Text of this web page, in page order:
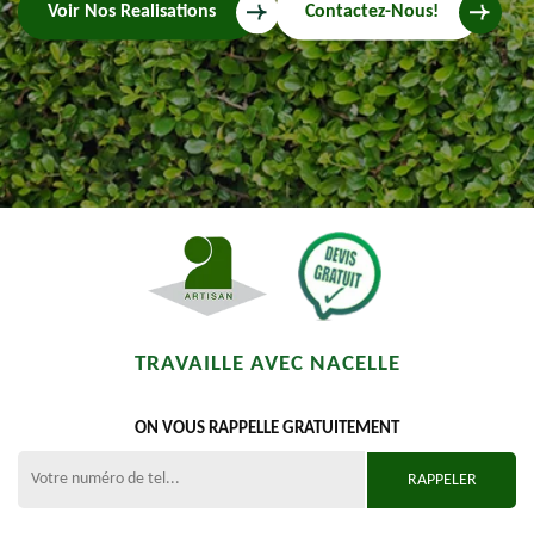
Voir Nos Realisations Contactez-Nous!
TRAVAILLE AVEC NACELLE
ON VOUS RAPPELLE GRATUITEMENT